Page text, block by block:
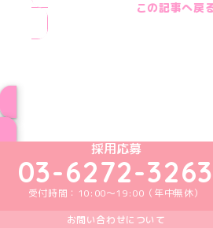
この記事へ戻
めいどりーみん
めいどりーみん
めいどりー
めい
採用応募
03-6272-3263
受付時間：10:00～19:00（年中無休）
お問い合わせについて